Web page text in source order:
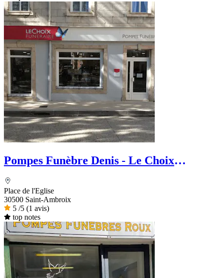
Pompes Funèbre Denis - Le Choix
Place de l'Eglise
30500 Saint-Ambroix
5 /5 (1 avis)
top notes